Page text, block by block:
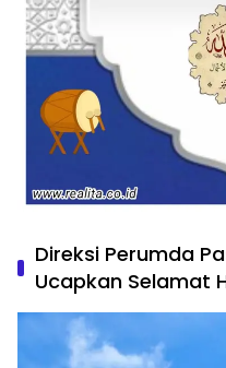
Direksi Perumda
Ucapkan Selamat